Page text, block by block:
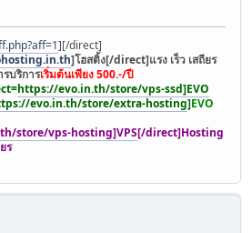
]
บริการเริ่มต้นเพียง 500.-/ปี
store/vps-hosting]VPS[/direct]Hosting